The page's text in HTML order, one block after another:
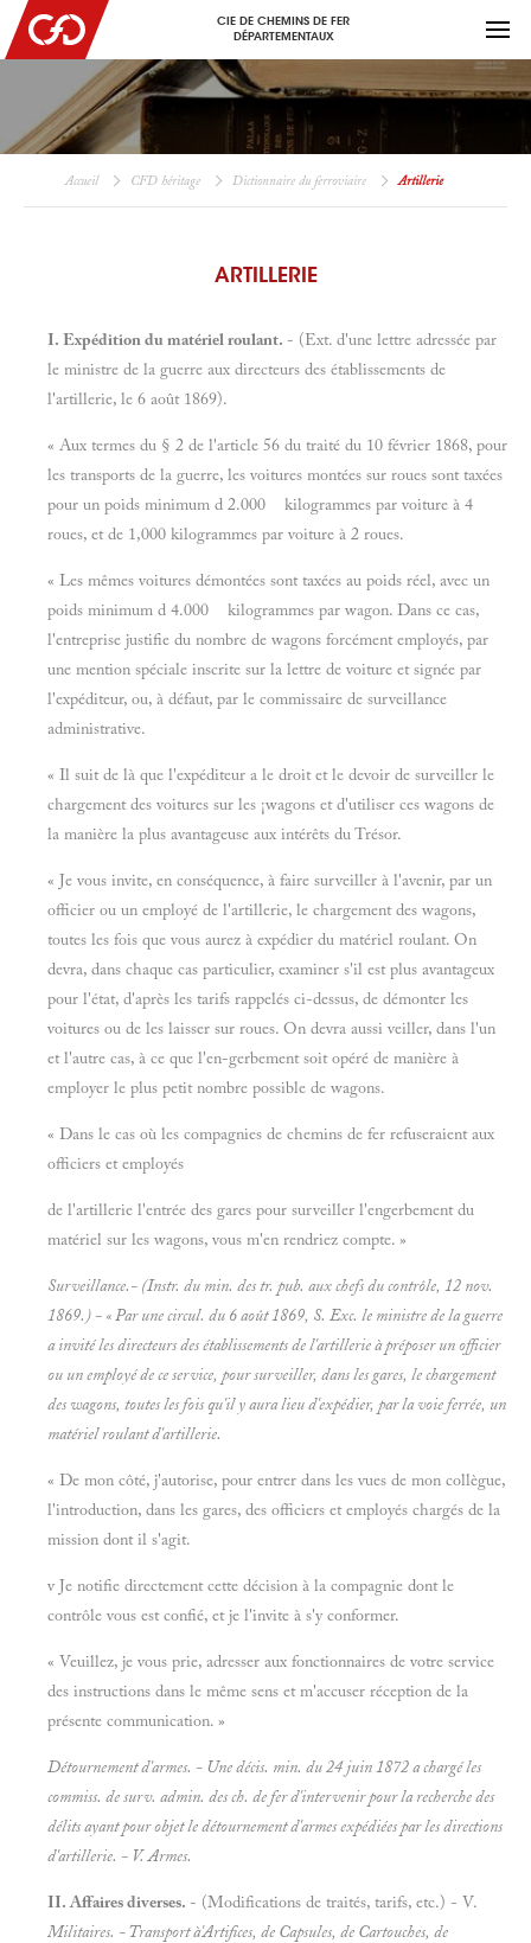
CIE DE CHEMINS DE FER
DÉPARTEMENTAUX
Accueil CFD héritage Dictionnaire du ferroviaire Artillerie
ARTILLERIE
I. Expédition du matériel roulant. - (Ext. d'une lettre adressée par
le ministre de la guerre aux directeurs des établissements de
l'artillerie, le 6 août 1869).
« Aux termes du § 2 de l'article 56 du traité du 10 février 1868, pour
les transports de la guerre, les voitures montées sur roues sont taxées
pour un poids minimum d 2.000 kilogrammes par voiture à 4
roues, et de 1,000 kilogrammes par voiture à 2 roues.
« Les mêmes voitures démontées sont taxées au poids réel, avec un
poids minimum d 4.000 kilogrammes par wagon. Dans ce cas,
l'entreprise justifie du nombre de wagons forcément employés, par
une mention spéciale inscrite sur la lettre de voiture et signée par
l'expéditeur, ou, à défaut, par le commissaire de surveillance
administrative.
« Il suit de là que l'expéditeur a le droit et le devoir de surveiller le
chargement des voitures sur les ¡wagons et d'utiliser ces wagons de
la manière la plus avantageuse aux intérêts du Trésor.
« Je vous invite, en conséquence, à faire surveiller à l'avenir, par un
officier ou un employé de l'artillerie, le chargement des wagons,
toutes les fois que vous aurez à expédier du matériel roulant. On
devra, dans chaque cas particulier, examiner s'il est plus avantageux
pour l'état, d'après les tarifs rappelés ci-dessus, de démonter les
voitures ou de les laisser sur roues. On devra aussi veiller, dans l'un
et l'autre cas, à ce que l'en-gerbement soit opéré de manière à
employer le plus petit nombre possible de wagons.
« Dans le cas où les compagnies de chemins de fer refuseraient aux
officiers et employés
de l'artillerie l'entrée des gares pour surveiller l'engerbement du
matériel sur les wagons, vous m'en rendriez compte. »
Surveillance.- (Instr. du min. des tr. pub. aux chefs du contrôle, 12 nov.
1869.) - « Par une circul. du 6 août 1869, S. Exc. le ministre de la guerre
a invité les directeurs des établissements de l'artillerie à préposer un officier
ou un employé de ce service, pour surveiller, dans les gares, le chargement
des wagons, toutes les fois qu'il y aura lieu d'expédier, par la voie ferrée, un
matériel roulant d'artillerie.
« De mon côté, j'autorise, pour entrer dans les vues de mon collègue,
l'introduction, dans les gares, des officiers et employés chargés de la
mission dont il s'agit.
v Je notifie directement cette décision à la compagnie dont le
contrôle vous est confié, et je l'invite à s'y conformer.
« Veuillez, je vous prie, adresser aux fonctionnaires de votre service
des instructions dans le même sens et m'accuser réception de la
présente communication. »
Détournement d'armes. - Une décis. min. du 24 juin 1872 a chargé les
commiss. de surv. admin. des ch. de fer d'intervenir pour la recherche des
délits ayant pour objet le détournement d'armes expédiées par les directions
d'artillerie. - V.Armes.
II. Affaires diverses. - (Modifications de traités, tarifs, etc.) - V.
Militaires. - Transportà'Artifices, de Capsules, de Cartouches, de